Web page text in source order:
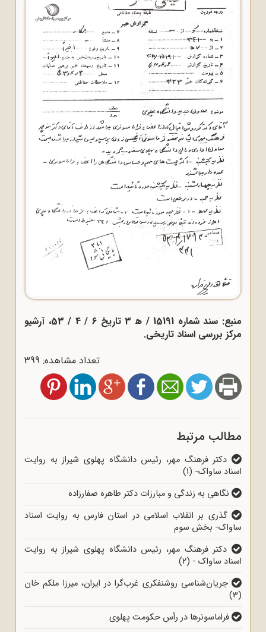
منبع: سند شماره 15191 / ﻫ 3 تاریخ 6 / 4 / 53، آرشیو
مرکز بررسی اسناد تاریخی.
تعداد مشاهده: 399
مطالب مرتبط
دکتر فرهنگ مهر، رئیس دانشگاه پهلوی شیراز به روایت
اسناد ساواک- (1)
نگاهی به زندگی و مبارزات دکتر طاهره صفارزاده
گذری بر انقلاب اسلامی در استان فارس به روایت اسناد
ساواک- بخش سوم
دکتر فرهنگ مهر، رئیس دانشگاه پهلوی شیراز به روایت
اسناد ساواک - (2)
جریان‌شناسی روشنفکری غرب‌گرا در ایران، میرزا ملکم خان
(3)
فراماسونرها در رأس حکومت پهلوی